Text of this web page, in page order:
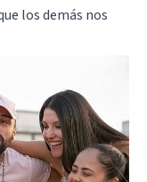
los demás nos